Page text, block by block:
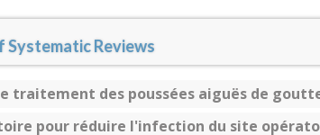
Systematic Reviews
traitement des poussées aiguës de
pour réduire l'infection du site